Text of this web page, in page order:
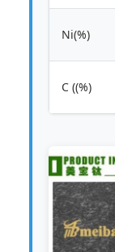
Ni(%)
C ((%)